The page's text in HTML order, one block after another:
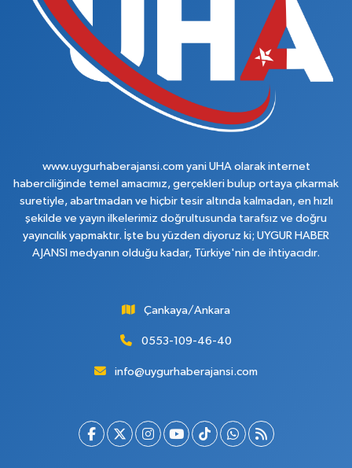
www.uygurhaberajansi.com yani UHA olarak internet
haberciliğinde temel amacımız, gerçekleri bulup ortaya çıkarmak
suretiyle, abartmadan ve hiçbir tesir altında kalmadan, en hızlı
şekilde ve yayın ilkelerimiz doğrultusunda tarafsız ve doğru
yayıncılık yapmaktır. İşte bu yüzden diyoruz ki; UYGUR HABER
AJANSI medyanın olduğu kadar, Türkiye'nin de ihtiyacıdır.
Çankaya/Ankara
0553-109-46-40
info@uygurhaberajansi.com